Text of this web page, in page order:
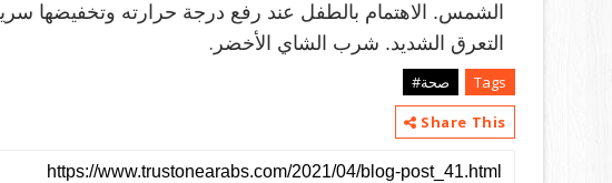
الشمس. الاهتمام بالطفل عند رفع درجة حرارته وتخفيضها
التعرق الشديد. شرب الشاي الأخضر .
Tags
صحة#
Share This